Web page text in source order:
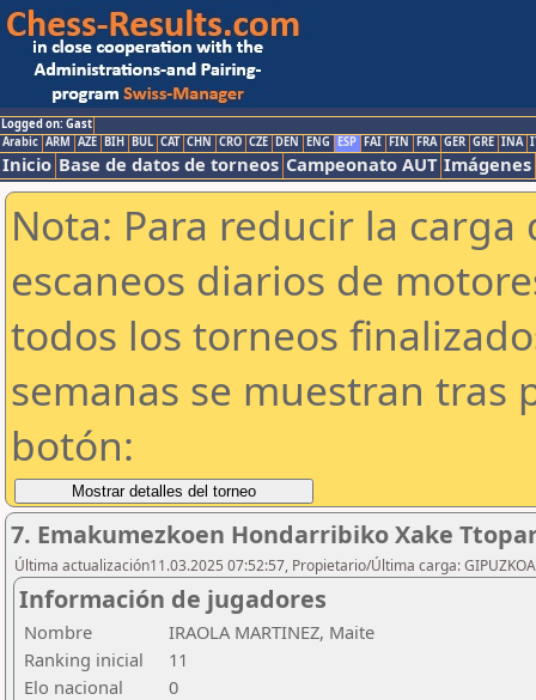
Logged on: Gast
Arabic ARM AZE BIH BUL CAT CHN CRO CZE DEN ENG ESP FAI FIN FRA GER GRE INA
Inicio Base de datos de torneos Campeonato AUT Imágenes
Nota: Para reducir la
escaneos diarios de
todos los torneos
semanas se muestran tras
botón:
7. Emakumezkoen Hondarribiko Xake
Última actualización11.03.2025 07:52:57, Propietario/Última carga:
Información de jugadores
Nombre
IRAOLA MARTINEZ, Maite
Ranking inicial
11
Elo nacional
0